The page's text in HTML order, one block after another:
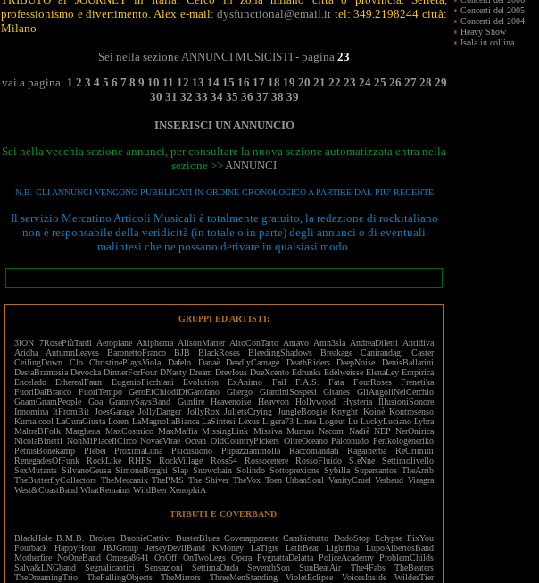
professionismo e divertimento. Alex e-mail:dysfunctional@email.it tel: 349.2198244 città:
Milano
Sei nella sezione ANNUNCI MUSICISTI - pagina 23
vai a pagina: 1 2 3 4 5 6 7 8 9 10 11 12 13 14 15 16 17 18 19 20 21 22 23 24 25 26 27 28 29
30 31 32 33 34 35 36 37 38 39
INSERISCI UN ANNUNCIO
Sei nella vecchia sezione annunci, per consultare la nuova sezione automatizzata entra nella
sezione >>ANNUNCI
N.B. GLI ANNUNCI VENGONO PUBBLICATI IN ORDINE CRONOLOGICO A PARTIRE DAL PIU' RECENTE
Il servizio Mercatino Articoli Musicali è totalmente gratuito, la redazione di rockitaliano
non è responsabile della veridicità (in totale o in parte) degli annunci o di eventuali
malintesi che ne possano derivare in qualsiasi modo.
GRUPPI ED ARTISTI:
3ION 7RosePiùTardi Aeroplane Ahiphema AlisonMatter AltoConTatto Amavo Amn3sìa AndreaDiletti
Antidiva
Aridha
AutumnLeaves BaronettoFranco BJB BlackRoses BleedingShadows Breakage Canirandagi
Caster
CeilingDown
Clo ChristinePlaysViola Dafelo Danaè DeadlyCarnage DeathRiders DeepNoise
DenisBallarini
DestaBramosia Devocka DinnerForFour DNasty Dream DrevIous DueXcento Edrunks Edelweisse ElenaLey Empirica
Encelado
EtherealFaun EugenioPicchiani Evolution ExAnimo Fail F.A.S. Fata FourRoses
Frenetika
FuoriDalBranco
FuoriTempo GeroEiChiodiDiGarofano Ghergo GiardiniSospesi Gitanes
GliAngoliNelCerchio
GnamGnamPeople
Goa GrannySaysBand Gunfire Heavenoise Heavyon Hollywood Hysteria
IllusioniSonore
Innomina ItFromBit JoesGarage JollyDanger JollyRox JulietsCrying JungleBoogie Knyght Koinè Kontrosenso
Kurnalcool LaCuraGiusta Loren LaMagnoliaBianca LaSintesi Lexus Ligera73 Linea Logout Lu LuckyLuciano Lybra
MaltraBFolk Marghena MaxCosmico MaxMaffia MissingLink Missiva Murnau Nacom Nadiè NEP NerOnirica
NicolaBinetti NonMiPiaceIlCirco NovaeVitae Ocean OldCountryPickers OltreOceano Palconudo Perikologeneriko
PetrusBonekamp
Plebei ProximaLuna Psicusuono Pupazziammolla Raccomandati Ragainerba
ReCrimini
RenegadesOfFunk
RockLike RHFS RockVillage Ross54 Rossocenere RossoFluido S.eNne
Settimolivello
SexMutants SilvanoGeusa SimoneBorghi Slap Snowchain Solindo Sottoprexione Sybilla Supersantos TheArrib
TheButterflyCollectors TheMeccanix ThePMS The Shiver TheVox Toen UrbanSoul VanityCruel Verbaud Viaagra
West&CoastBand WhatRemains WildBeer XenophiA
TRIBUTI E COVERBAND:
BlackHole B.M.B. Broken BuonieCattivi BusterBlues Coverapparente Cambiotutto DodoStop Eclypse FixYou
Fourback
HappyHour JBJGroup JerseyDevilBand KMoney LaTigre LetItBeat Lightfiba
LupoAlbertosBand
Motherfire NoOneBand Omega8641 OnOff OnTwoLegs Opera PygnattaDelatta PoliceAcademy ProblemChilds
Salva&LNGbandSegnalicaotici Sensazioni SettimaOnda SeventhSon SunBeatAir The4Fabs
TheBeaters
TheDreamingTrio
TheFallingObjects TheMirrors ThreeMenStanding VioletEclipse VoicesInside
WildesTier
Concerti del 2005
Concerti del 2004
Heavy Show
Isola in collina